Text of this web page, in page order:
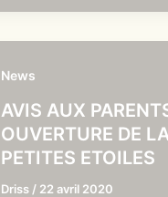
News
AVIS AUX
OUVERTURE DE
PETITES ETOILES
Driss / 22 avril 2020